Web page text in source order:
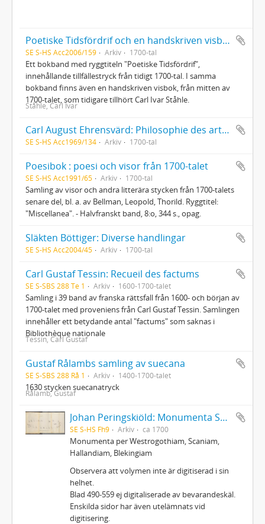
Poetiske Tidsfördrif och en handskriven visbok
SE S-HS Acc2006/159 Arkiv 1700-tal
Ett bokband med ryggtiteln "Poetiske Tidsfördrif",
innehållande tillfällestryck från tidigt 1700-tal. I samma
bokband finns även en handskriven visbok, från mitten av
1700-talet, som tidigare tillhört Carl Ivar Ståhle.
Ståhle, Carl Ivar
Carl August Ehrensvärd: Philosophie des arts libres
SE S-HS Acc1969/134 Arkiv 1700-tal
Poesibok : poesi och visor från 1700-talet
SE S-HS Acc1991/65 Arkiv 1700-tal
Samling av visor och andra litterära stycken från 1700-talets
senare del, bl. a. av Bellman, Leopold, Thorild. Ryggtitel:
"Miscellanea". - Halvfranskt band, 8:o, 344 s., opag.
Släkten Böttiger: Diverse handlingar
SE S-HS Acc2004/45 Arkiv 1700-tal
Carl Gustaf Tessin: Recueil des factums
SE S-SBS 288 Te 1 Arkiv 1600-1700-talet
Samling i 39 band av franska rättsfall från 1600- och början av
1700-talet med proveniens från Carl Gustaf Tessin. Samlingen
innehåller ett betydande antal "factums" som saknas i
Bibliothèque nationale
Tessin, Carl Gustaf
Gustaf Rålambs samling av suecana
SE S-SBS 288 Rå 1 Arkiv 1400-1700-talet
1630 stycken suecanatryck
Rålamb, Gustaf
Johan Peringskiöld: Monumenta Sveo-Gothorum
SE S-HS Fh9 Arkiv ca 1700
Monumenta per Westrogothiam, Scaniam,
Hallandiam, Blekingiam
Observera att volymen inte är digitiserad i sin
helhet.
Blad 490-559 ej digitaliserade av bevarandeskäl.
Enskilda sidor har även utelämnats vid
digitisering.